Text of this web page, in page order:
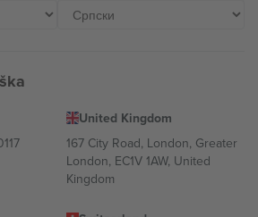
United Kingdom
167 City Road, London, Greater
London, EC1V 1AW, United
Kingdom